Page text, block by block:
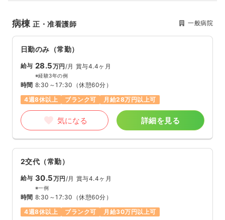
病棟正・准看護師 一般病院
日勤のみ（常勤）
給与 28.5万円 /月 賞与4.4ヶ月
※経験3年の例
時間 8:30～17:30 （休憩60分）
4週8休以上
ブランク可 月給28万円以上可
気になる 詳細を見る
2交代（常勤）
給与 30.5万円/月 賞与4.4ヶ月
※一例
時間 8:30～17:30 （休憩60分）
4週8休以上
ブランク可 月給30万円以上可